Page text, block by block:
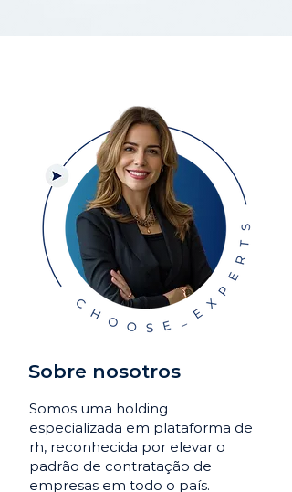
Sobre nosotros
Somos uma holding
especializada em plataforma de
rh, reconhecida por elevar o
padrão de contratação de
empresas em todo o país.